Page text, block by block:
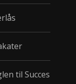
til Succes